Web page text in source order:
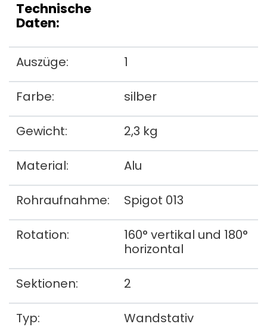
Technische
Daten:
Auszüge: 1
Farbe: silber
Gewicht: 2,3 kg
Material: Alu
Rohraufnahme: Spigot 013
Rotation:
160° vertikal und 180°
horizontal
Sektionen: 2
Typ: Wandstativ